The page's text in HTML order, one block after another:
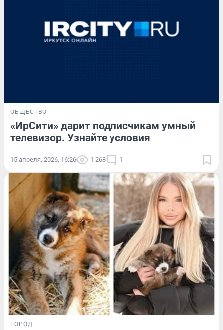
ОБЩЕСТВО
«ИрСити» дарит подписчикам умный
телевизор. Узнайте условия
15 апреля, 2026, 16:26 1 268 1
ГОРОД